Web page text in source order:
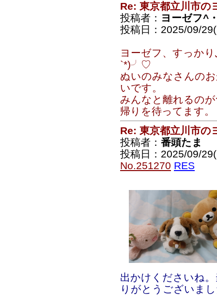
Re: 東京都立川市の
投稿者： ヨーゼフ^
投稿日：2025/09/
ヨーゼフ、すっか
`*)╯♡
ぬいのみなさんの
いです。
みんなと離れるの
帰りを待ってます。
Re: 東京都立川市の
投稿者： 番頭たま
投稿日：2025/09/
No.251270 RES
出かけくださいね
りがとうございま